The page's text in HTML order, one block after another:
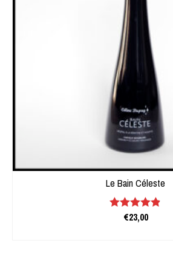
Le Bain Céleste
Note4.81
€23,00